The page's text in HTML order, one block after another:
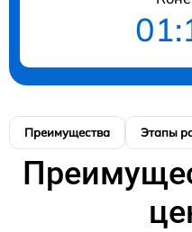
Преимущества Этапы